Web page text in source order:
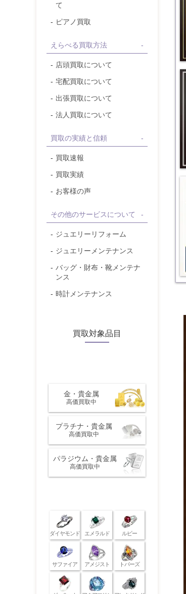
て
ピアノ買取
えらべる買取方法
店頭買取について
宅配買取について
出張買取について
法人買取について
買取の実績と信頼
買取速報
買取実績
お客様の声
その他のサービスについて
ジュエリーリフォーム
ジュエリーメンテナンス
バッグ・財布・靴メンテナ
ンス
時計メンテナンス
買取対象品目
金・貴金属
高価買取中
プラチナ・貴金属
高価買取中
パラジウム・貴金属
高価買取中
ダイヤモンド エメラルド ルビー
サファイア アメジスト トパーズ